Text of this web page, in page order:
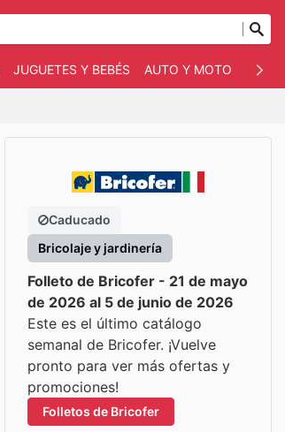
JUGUETES Y BEBÉS AUTO Y MOTO
Caducado
Bricolaje y jardinería
Folleto de Bricofer - 21 de mayo
de 2026 al 5 de junio de 2026
Este es el último catálogo
semanal de Bricofer. ¡Vuelve
pronto para ver más ofertas y
promociones!
Folletos de Bricofer